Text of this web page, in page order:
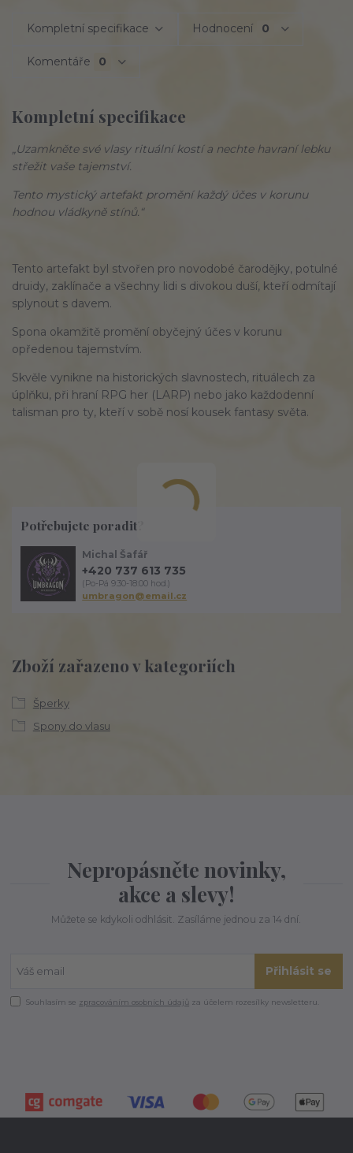
Kompletní specifikace Hodnocení 0
Komentáře 0
Kompletní specifikace
„Uzamkněte své vlasy rituální kostí a nechte havraní lebku
střežit vaše tajemství.
Tento mystický artefakt promění každý účes v korunu
hodnou vládkyně stínů.“
Tento artefakt byl stvořen pro novodobé čarodějky, potulné
druidy, zaklínače a všechny lidi s divokou duší, kteří odmítají
splynout s davem.
Spona okamžitě promění obyčejný účes v korunu
opředenou tajemstvím.
Skvěle vynikne na historických slavnostech, rituálech za
úplňku, při hraní RPG her (LARP) nebo jako každodenní
talisman pro ty, kteří v sobě nosí kousek fantasy světa.
Zboží zařazeno v kategoriích
Šperky
Spony do vlasu
Potřebujete poradit?
Michal Šafář
+420 737 613 735
(Po-Pá 9:30-18:00 hod.)
umbragon@email.cz
Nepropásněte novinky,
akce a slevy!
Můžete se kdykoli odhlásit. Zasíláme jednou za 14 dní.
Přihlásit se
Souhlasím se zpracováním osobních údajů za účelem rozesílky newsletteru.